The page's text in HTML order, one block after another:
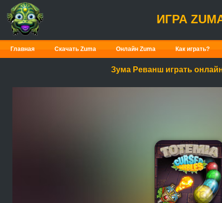
ИГРА
Главная Скачать Zuma Онлайн Zuma Как играть?
Зума Реванш играть